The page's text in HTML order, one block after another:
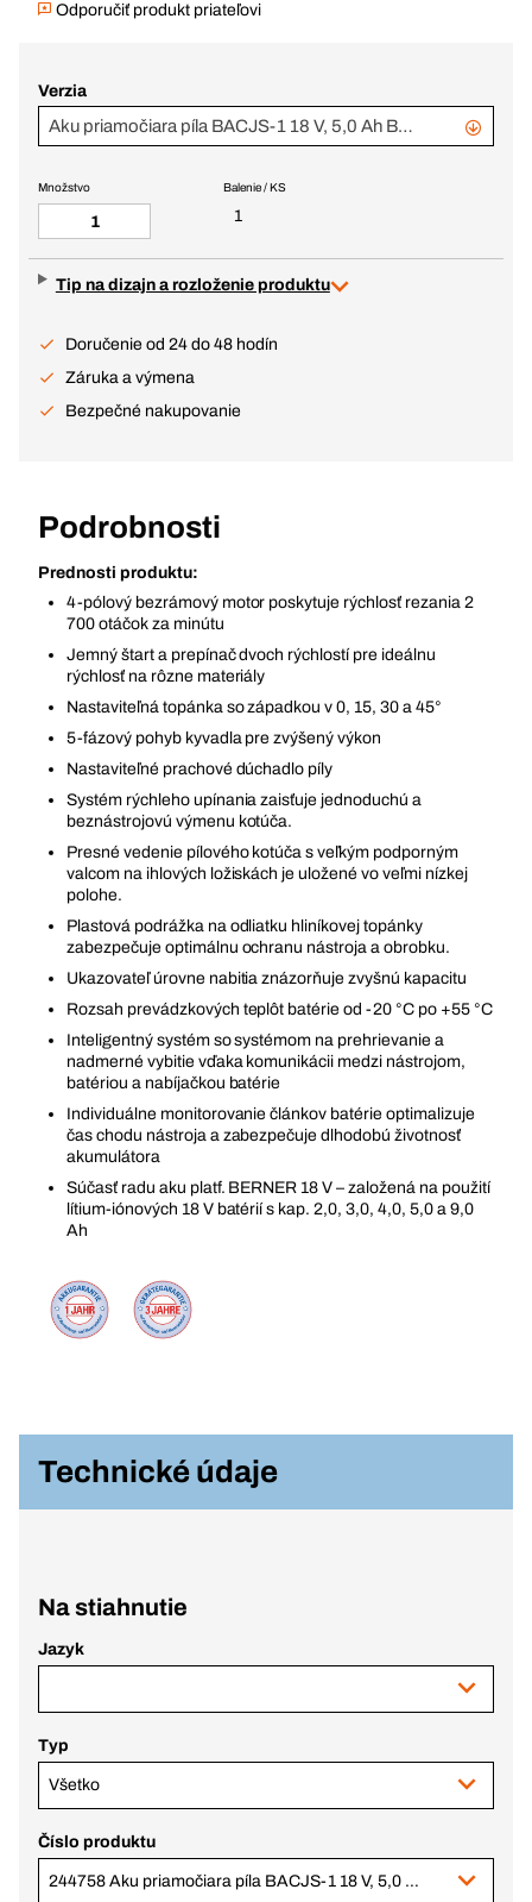
Odporučiť produkt priateľovi
Verzia
Aku priamočiara píla BACJS-1 18 V, 5,0 Ah BERA Clic + 3
Balenie / KS
1
Množstvo
Tip na dizajn a rozloženie produktu
Doručenie od 24 do 48 hodín
Záruka a výmena
Bezpečné nakupovanie
Podrobnosti
Prednosti produktu:
4-pólový bezrámový motor poskytuje rýchlosť rezania 2
700 otáčok za minútu
Jemný štart a prepínač dvoch rýchlostí pre ideálnu
rýchlosť na rôzne materiály
Nastaviteľná topánka so západkou v 0, 15, 30 a 45°
5-fázový pohyb kyvadla pre zvýšený výkon
Nastaviteľné prachové dúchadlo píly
Systém rýchleho upínania zaisťuje jednoduchú a
beznástrojovú výmenu kotúča.
Presné vedenie pílového kotúča s veľkým podporným
valcom na ihlových ložiskách je uložené vo veľmi nízkej
polohe.
Plastová podrážka na odliatku hliníkovej topánky
zabezpečuje optimálnu ochranu nástroja a obrobku.
Ukazovateľ úrovne nabitia znázorňuje zvyšnú kapacitu
Rozsah prevádzkových teplôt batérie od -20 °C po +55 °C
Inteligentný systém so systémom na prehrievanie a
nadmerné vybitie vďaka komunikácii medzi nástrojom,
batériou a nabíjačkou batérie
Individuálne monitorovanie článkov batérie optimalizuje
čas chodu nástroja a zabezpečuje dlhodobú životnosť
akumulátora
Súčasť radu aku platf. BERNER 18 V – založená na použití
lítium-iónových 18 V batérií s kap. 2,0, 3,0, 4,0, 5,0 a 9,0
Ah
Technické údaje
Na stiahnutie
Jazyk
Typ
Všetko
Číslo produktu
244758 Aku priamočiara píla BACJS-1 18 V, 5,0 Ah BERA Clic + 3